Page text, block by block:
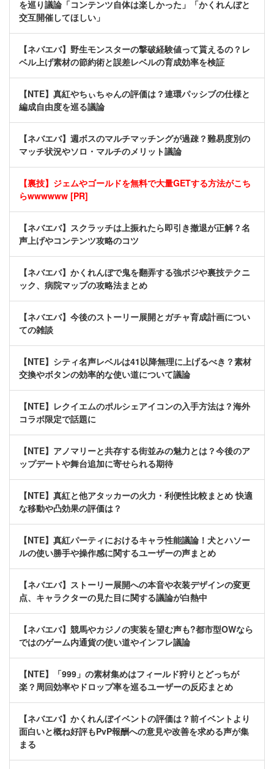
を巡り議論「コンテンツ自体は楽しかった」「かくれんぼと
交互開催してほしい」
【ネバエバ】野生モンスターの撃破経験値って貰えるの？レ
ベル上げ素材の節約術と誤差レベルの育成効率を検証
【NTE】真紅やちぃちゃんの評価は？連環パッシブの仕様と
編成自由度を巡る議論
【ネバエバ】週ボスのマルチマッチングが過疎？難易度別の
マッチ状況やソロ・マルチのメリット議論
【裏技】ジェムやゴールドを無料で大量GETする方法がこち
らwwwwww [PR]
【ネバエバ】スクラッチは上振れたら即引き撤退が正解？名
声上げやコンテンツ攻略のコツ
【ネバエバ】かくれんぼで鬼を翻弄する強ポジや裏技テクニ
ック、病院マップの攻略法まとめ
【ネバエバ】今後のストーリー展開とガチャ育成計画につい
ての雑談
【NTE】シティ名声レベルは41以降無理に上げるべき？素材
交換やボタンの効率的な使い道について議論
【NTE】レクイエムのポルシェアイコンの入手方法は？海外
コラボ限定で話題に
【NTE】アノマリーと共存する街並みの魅力とは？今後のア
ップデートや舞台追加に寄せられる期待
【NTE】真紅と他アタッカーの火力・利便性比較まとめ 快適
な移動や凸効果の評価は？
【NTE】真紅パーティにおけるキャラ性能議論！犬とハソー
ルの使い勝手や操作感に関するユーザーの声まとめ
【ネバエバ】ストーリー展開への本音や衣装デザインの変更
点、キャラクターの見た目に関する議論が白熱中
【ネバエバ】競馬やカジノの実装を望む声も?都市型OWなら
ではのゲーム内通貨の使い道やインフレ議論
【NTE】「999」の素材集めはフィールド狩りとどっちが
楽？周回効率やドロップ率を巡るユーザーの反応まとめ
【ネバエバ】かくれんぼイベントの評価は？前イベントより
面白いと概ね好評もPvP報酬への意見や改善を求める声が集
まる